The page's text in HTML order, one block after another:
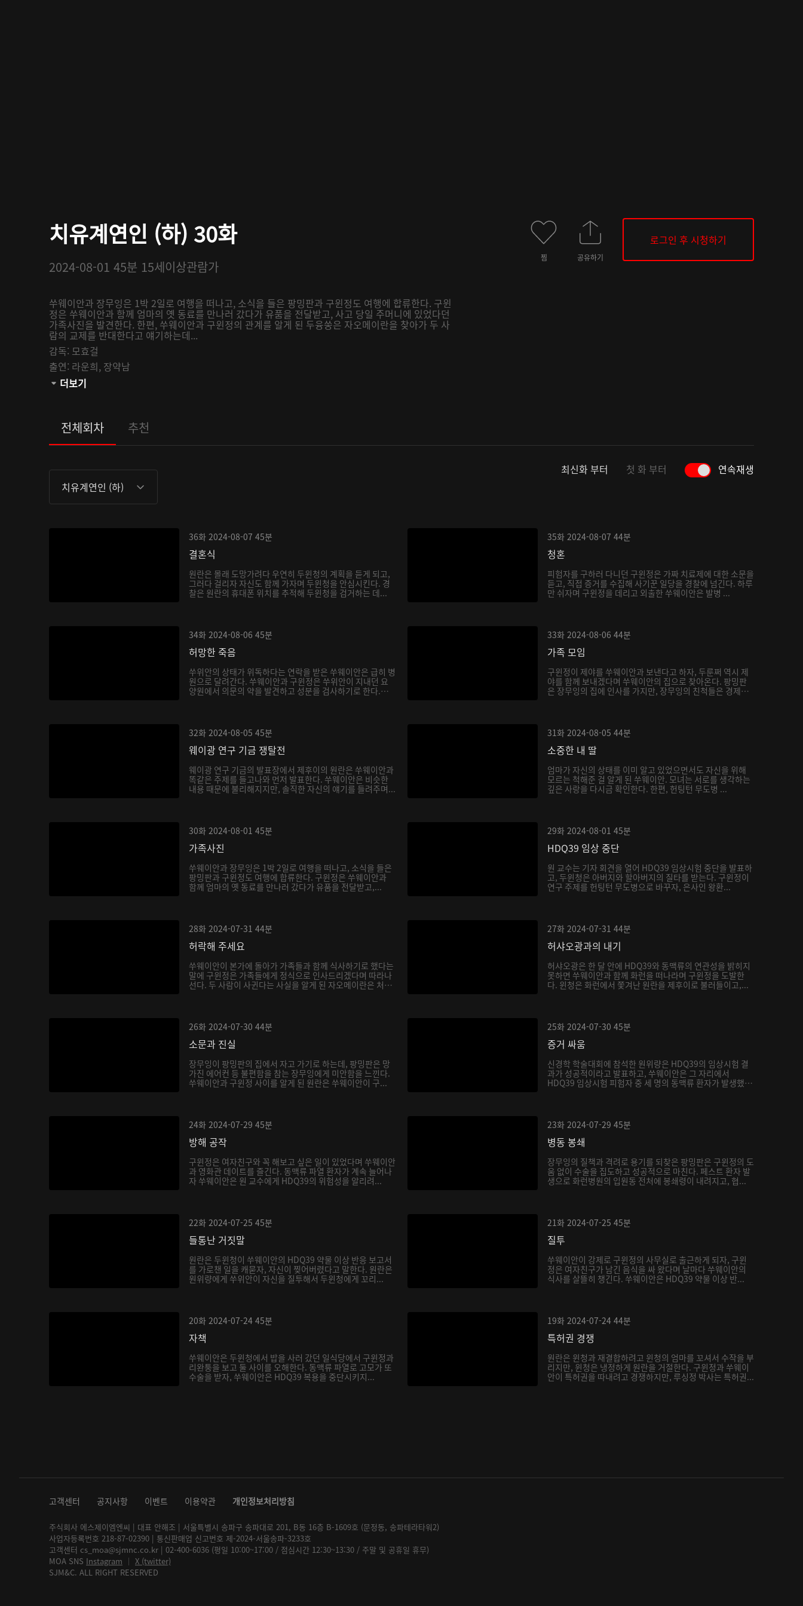
치유계연인 (하) 30화
2024-08-01 45분 15세이상관람가
쑤웨이안과 장무잉은 1박 2일로 여행을 떠나고, 소식을 들은 팡밍판과 구윈정도 여행에 합류한다. 구윈
정은 쑤웨이안과 함께 엄마의 옛 동료를 만나러 갔다가 유품을 전달받고, 사고 당일 주머니에 있었다던
가족사진을 발견한다. 한편, 쑤웨이안과 구윈정의 관계를 알게 된 두융쑹은 자오메이란을 찾아가 두 사
람의 교제를 반대한다고 얘기하는데...
감독: 모효걸
출연: 라운희, 장약남
관람등급:
더보기
찜 공유하기
로그인 후 시청하기
전체회차 추천
치유계연인 (하)
최신화 부터 첫 화 부터 연속재생
36화 2024-08-07 45분
결혼식
원란은 몰래 도망가려다 우연히 두윈청의 계획을 듣게 되고,
그러다 걸리자 자신도 함께 가자며 두윈청을 안심시킨다. 경
찰은 원란의 휴대폰 위치를 추적해 두윈청을 검거하는 데...
35화 2024-08-07 44분
청혼
피험자를 구하러 다니던 구윈정은 가짜 치료제에 대한 소문을
듣고, 직접 증거를 수집해 사기꾼 일당을 경찰에 넘긴다. 하루
만 쉬자며 구윈정을 데리고 외출한 쑤웨이안은 발병 ...
34화 2024-08-06 45분
허망한 죽음
쑤위안의 상태가 위독하다는 연락을 받은 쑤웨이안은 급히 병
원으로 달려간다. 쑤웨이안과 구윈정은 쑤위안이 지내던 요
양원에서 의문의 약을 발견하고 성분을 검사하기로 한다.
33화 2024-08-06 44분
가족 모임
구윈정이 제야를 쑤웨이안과 보낸다고 하자, 두룬쩌 역시 제
야를 함께 보내겠다며 쑤웨이안의 집으로 찾아온다. 팡밍판
은 장무잉의 집에 인사를 가지만, 장무잉의 친척들은 경제
32화 2024-08-05 45분
웨이광 연구 기금 쟁탈전
웨이광 연구 기금의 발표장에서 제후이의 원란은 쑤웨이안과
똑같은 주제를 들고나와 먼저 발표한다. 쑤웨이안은 비슷한
내용 때문에 불리해지지만, 솔직한 자신의 얘기를 들려주며...
31화 2024-08-05 44분
소중한 내 딸
엄마가 자신의 상태를 이미 알고 있었으면서도 자신을 위해
모르는 척해준 걸 알게 된 쑤웨이안. 모녀는 서로를 생각하는
깊은 사랑을 다시금 확인한다. 한편, 헌팅턴 무도병 ...
30화 2024-08-01 45분
가족사진
쑤웨이안과 장무잉은 1박 2일로 여행을 떠나고, 소식을 들은
팡밍판과 구윈정도 여행에 합류한다. 구윈정은 쑤웨이안과
함께 엄마의 옛 동료를 만나러 갔다가 유품을 전달받고,...
29화 2024-08-01 45분
HDQ39 임상 중단
원 교수는 기자 회견을 열어 HDQ39 임상시험 중단을 발표하
고, 두윈청은 아버지와 할아버지의 질타를 받는다. 구윈정이
연구 주제를 헌팅턴 무도병으로 바꾸자, 은사인 왕환...
28화 2024-07-31 44분
허락해 주세요
쑤웨이안이 본가에 돌아가 가족들과 함께 식사하기로 했다는
말에 구윈정은 가족들에게 정식으로 인사드리겠다며 따라나
선다. 두 사람이 사귄다는 사실을 알게 된 자오메이란은 처
27화 2024-07-31 44분
허샤오광과의 내기
허샤오광은 한 달 안에 HDQ39와 동맥류의 연관성을 밝히지
못하면 쑤웨이안과 함께 화런을 떠나라며 구윈정을 도발한
다. 윈청은 화런에서 쫓겨난 원란을 제후이로 불러들이고,...
26화 2024-07-30 44분
소문과 진실
장무잉이 팡밍판의 집에서 자고 가기로 하는데, 팡밍판은 망
가진 에어컨 등 불편함을 참는 장무잉에게 미안함을 느낀다.
쑤웨이안과 구윈정 사이를 알게 된 원란은 쑤웨이안이 구...
25화 2024-07-30 45분
증거 싸움
신경학 학술대회에 참석한 원위량은 HDQ39의 임상시험 결
과가 성공적이라고 발표하고, 쑤웨이안은 그 자리에서
HDQ39 임상시험 피험자 중 세 명의 동맥류 환자가 발생했
24화 2024-07-29 45분
방해 공작
구윈정은 여자친구와 꼭 해보고 싶은 일이 있었다며 쑤웨이안
과 영화관 데이트를 즐긴다. 동맥류 파열 환자가 계속 늘어나
자 쑤웨이안은 원 교수에게 HDQ39의 위험성을 알리려...
23화 2024-07-29 45분
병동 봉쇄
장무잉의 질책과 격려로 용기를 되찾은 팡밍판은 구윈정의 도
움 없이 수술을 집도하고 성공적으로 마친다. 페스트 환자 발
생으로 화런병원의 입원동 전처에 봉쇄령이 내려지고, 협...
22화 2024-07-25 45분
들통난 거짓말
원란은 두윈청이 쑤웨이안의 HDQ39 약물 이상 반응 보고서
를 가로챈 일을 캐묻자, 자신이 찢어버렸다고 말한다. 원란은
원위량에게 쑤위안이 자신을 질투해서 두윈청에게 꼬리...
21화 2024-07-25 45분
질투
쑤웨이안이 강제로 구윈정의 사무실로 출근하게 되자, 구윈
정은 여자친구가 남긴 음식을 싸 왔다며 날마다 쑤웨이안의
식사를 살뜰히 챙긴다. 쑤웨이안은 HDQ39 약물 이상 반...
20화 2024-07-24 45분
자책
쑤웨이안은 두윈청에서 밥을 사러 갔던 일식당에서 구윈정과
리완퉁을 보고 둘 사이를 오해한다. 동맥류 파열로 고모가 또
수술을 받자, 쑤웨이안은 HDQ39 복용을 중단시키지...
19화 2024-07-24 44분
특허권 경쟁
원란은 윈청과 재결합하려고 윈청의 엄마를 꼬셔서 수작을 부
리지만, 윈청은 냉정하게 원란을 거절한다. 구윈정과 쑤웨이
안이 특허권을 따내려고 경쟁하지만, 루싱정 박사는 특허권...
고객센터 공지사항 이벤트 이용약관 개인정보처리방침
주식회사 에스제이엠엔씨 | 대표 안해조 | 서울특별시 송파구 송파대로 201, B동 16층 B-1609호 (문정동, 송파테라타워2)
사업자등록번호 218-87-02390 | 통신판매업 신고번호 제-2024-서울송파-3233호
고객센터 cs_moa@sjmnc.co.kr | 02-400-6036 (평일 10:00~17:00 / 점심시간 12:30~13:30 / 주말 및 공휴일 휴무)
MOA SNS Instagram │ X (twitter)
SJM&C. ALL RIGHT RESERVED